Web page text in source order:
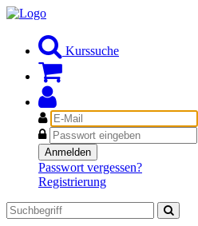
Kurssuche
E-
Mail
Passwort
Anmelden
Passwort vergessen?
Registrierung